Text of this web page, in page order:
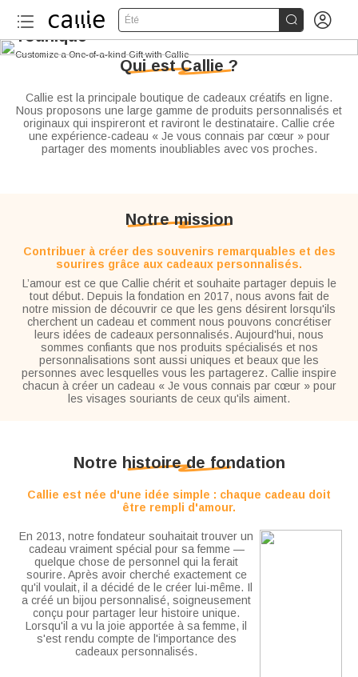
Été  
Make Gifting Moment
Younique
Customize a One-of-a-kind Gift with Callie
Qui est Callie ?
Callie est la principale boutique de cadeaux créatifs en ligne.
Nous proposons une large gamme de produits personnalisés et
originaux qui inspireront et raviront le destinataire. Callie crée
une expérience-cadeau « Je vous connais par cœur » pour
partager des moments inoubliables avec vos proches.
Notre mission
Contribuer à créer des souvenirs remarquables et des
sourires grâce aux cadeaux personnalisés.
L’amour est ce que Callie chérit et souhaite partager depuis le
tout début. Depuis la fondation en 2017, nous avons fait de
notre mission de découvrir ce que les gens désirent lorsqu'ils
cherchent un cadeau et comment nous pouvons concrétiser
leurs idées de cadeaux personnalisés. Aujourd'hui, nous
sommes confiants que nos produits spécialisés et nos
personnalisations sont aussi uniques et beaux que les
personnes avec lesquelles vous les partagerez. Callie inspire
chacun à créer un cadeau « Je vous connais par cœur » pour
les visages souriants de ceux qu'ils aiment.
Notre histoire de fondation
Callie est née d'une idée simple : chaque cadeau doit
être rempli d'amour.
En 2013, notre fondateur souhaitait trouver un
cadeau vraiment spécial pour sa femme —
quelque chose de personnel qui la ferait
sourire. Après avoir cherché exactement ce
qu'il voulait, il a décidé de le créer lui-même. Il
a créé un bijou personnalisé, soigneusement
conçu pour partager leur histoire unique.
Lorsqu'il a vu la joie apportée à sa femme, il
s'est rendu compte de l'importance des
cadeaux personnalisés.